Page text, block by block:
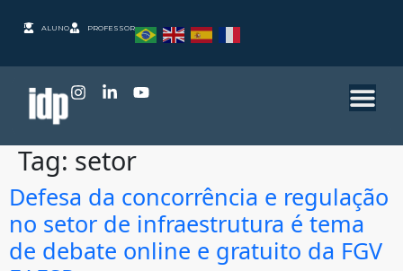
ALUNO PROFESSOR
Tag: setor
Defesa da concorrência e regulação
no setor de infraestrutura é tema
de debate online e gratuito da FGV